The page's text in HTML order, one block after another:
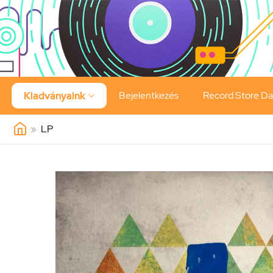
Kiadványaink  Bejelentkezés Record Store
» LP